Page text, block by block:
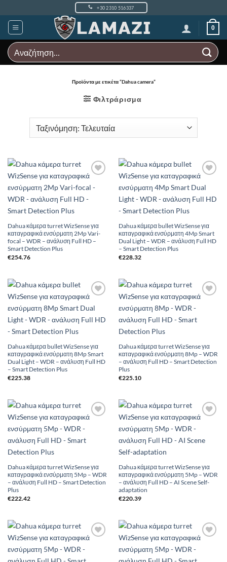
στο
περιεχόμενο
+30 2310 516337
0
Αναζήτηση
για:
Προϊόντα με ετικέτα “Dahua camera”
Φιλτράρισμα
Wishlist
Dahua κάμερα turret WizSense για
καταγραφικά ενσύρματη 2Mp Vari-
focal – WDR – ανάλυση Full HD –
Smart Detection Plus
€254.76
Wishlist
Dahua κάμερα bullet WizSense για
καταγραφικά ενσύρματη 4Mp Smart
Dual Light – WDR – ανάλυση Full HD
– Smart Detection Plus
€228.32
Wishlist
Dahua κάμερα bullet WizSense για
καταγραφικά ενσύρματη 8Mp Smart
Dual Light – WDR – ανάλυση Full HD
– Smart Detection Plus
€225.38
Wishlist
Dahua κάμερα turret WizSense για
καταγραφικά ενσύρματη 8Mp – WDR
– ανάλυση Full HD – Smart Detection
Plus
€225.10
Wishlist
Dahua κάμερα turret WizSense για
καταγραφικά ενσύρματη 5Mp – WDR
– ανάλυση Full HD – Smart Detection
Plus
€222.42
Wishlist
Dahua κάμερα turret WizSense για
καταγραφικά ενσύρματη 5Mp – WDR
– ανάλυση Full HD – AI Scene Self-
adaptation
€220.39
Wishlist
Wishlist